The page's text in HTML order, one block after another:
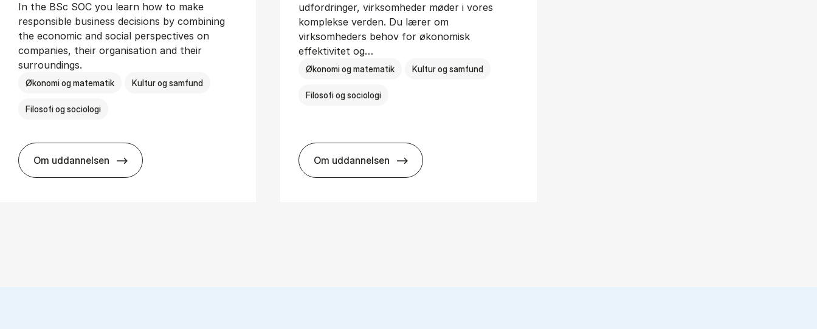
In the BSc SOC you learn how to make
responsible business decisions by combining
the economic and social perspectives on
companies, their organisation and their
surroundings.
Økonomi og matematik Kultur og samfund
Filosofi og sociologi
Om uddannelsen
BSc in Busi­ness Ad­min­is­tra­tion and So­ci­ology
udfordringer, virksomheder møder i vores
komplekse verden. Du lærer om
virksomheders behov for økonomisk
effektivitet og…
Økonomi og matematik Kultur og samfund
Filosofi og sociologi
Om uddannelsen
HA(fil.) - erhvervs­økonomi og fi­lo­so­fi